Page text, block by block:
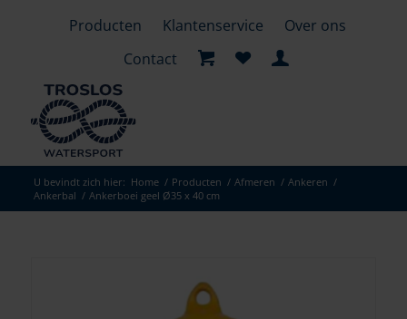
Producten Klantenservice
Over ons
Contact
U bevindt zich hier: Home / Producten / Afmeren / Ankeren /
Ankerbal / Ankerboei geel Ø35 x 40 cm